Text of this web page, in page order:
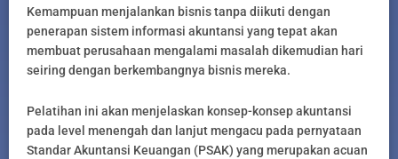
Kemampuan menjalankan bisnis tanpa diikuti dengan
penerapan sistem informasi akuntansi yang tepat akan
membuat perusahaan mengalami masalah dikemudian hari
seiring dengan berkembangnya bisnis mereka.
Pelatihan ini akan menjelaskan konsep-konsep akuntansi
pada level menengah dan lanjut mengacu pada pernyataan
Standar Akuntansi Keuangan (PSAK) yang merupakan acuan